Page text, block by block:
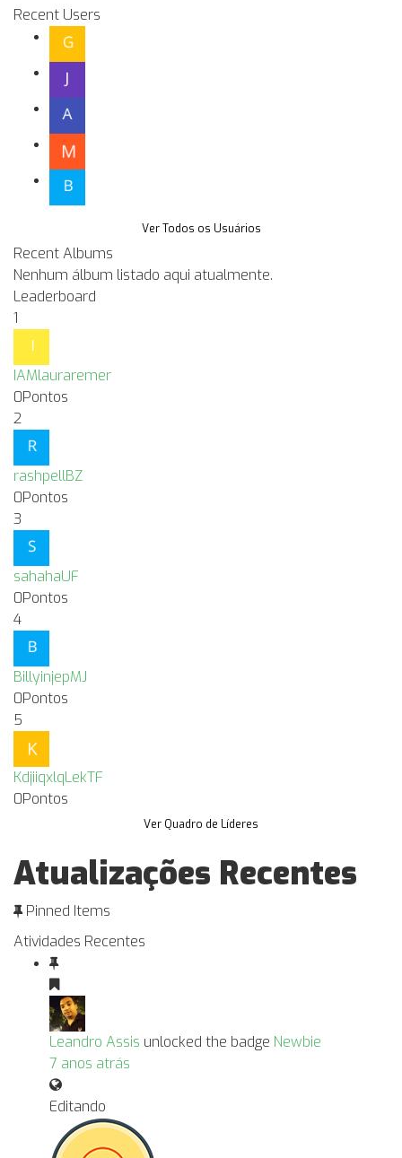
Recent Users
Ver Todos os Usuários
Recent Albums
Nenhum álbum listado aqui atualmente.
Leaderboard
1
IAMlauraremer
0Pontos
2
rashpellBZ
0Pontos
3
sahahaUF
0Pontos
4
BillyinjepMJ
0Pontos
5
KdjiiqxlqLekTF
0Pontos
Ver Quadro de Líderes
Atualizações Recentes
Pinned Items
Atividades Recentes
Leandro Assis unlocked the badge Newbie
7 anos atrás
Editando